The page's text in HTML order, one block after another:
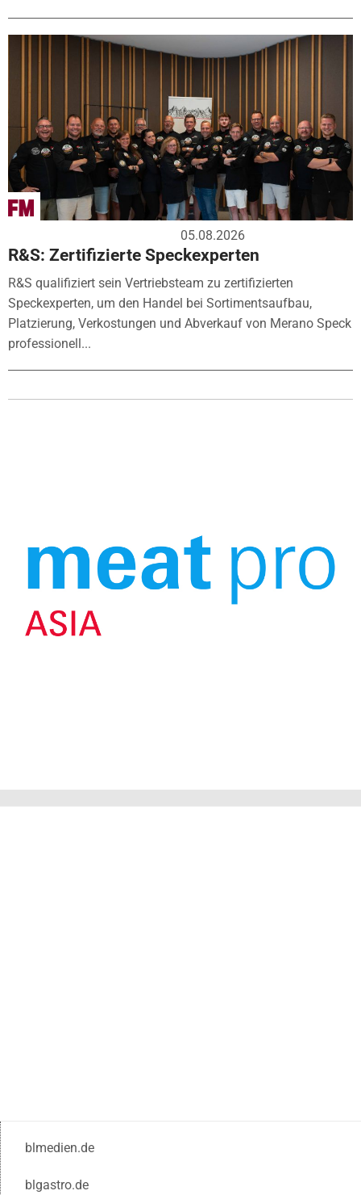
05.08.2026
R&S: Zertifizierte Speckexperten
R&S qualifiziert sein Vertriebsteam zu zertifizierten
Speckexperten, um den Handel bei Sortimentsaufbau,
Platzierung, Verkostungen und Abverkauf von Merano Speck
professionell...
blmedien.de
blgastro.de